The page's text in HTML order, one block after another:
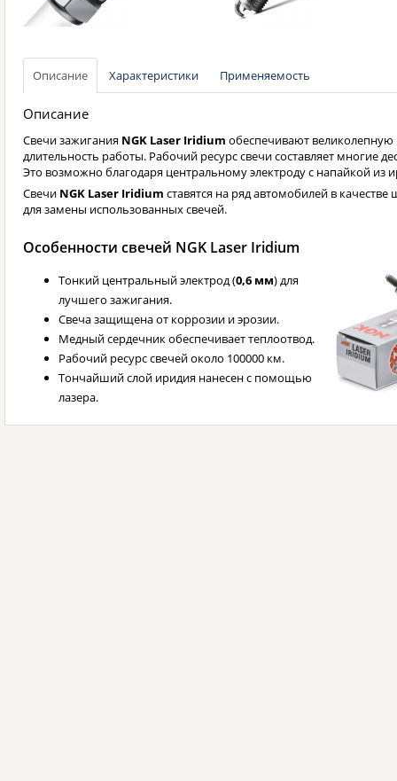
Описание Характеристики Применяемость
Описание
Свечи зажигания NGK Laser Iridium обеспечивают
длительность работы. Рабочий ресурс свечи составляет многие
Это возможно благодаря центральному электроду с напайкой из
Свечи NGK Laser Iridium ставятся на ряд автомобилей в
для замены использованных свечей.
Особенности свечей NGK Laser Iridium
Тонкий центральный электрод (0,6 мм) для
лучшего зажигания.
Свеча защищена от коррозии и эрозии.
Медный сердечник обеспечивает теплоотвод.
Рабочий ресурс свечей около 100000 км.
Тончайший слой иридия нанесен с помощью
лазера.